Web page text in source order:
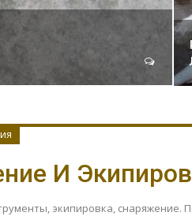
И
экипировка, снаряжение.